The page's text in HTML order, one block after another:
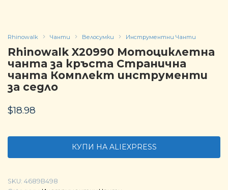
Rhinowalk Чанти Велосумки Инструментни Чанти
Rhinowalk X20990 Мотоциклетна
чанта за кръста Странична
чанта Комплект инструменти
за седло
$18.98
КУПИ НА ALIEXPRESS
SKU: 4689B498